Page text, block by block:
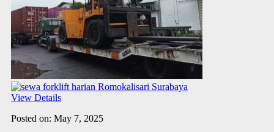
View Details
Posted on: May 7, 2025